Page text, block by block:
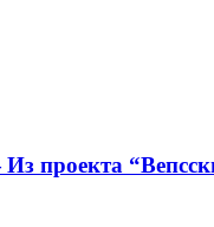
проекта